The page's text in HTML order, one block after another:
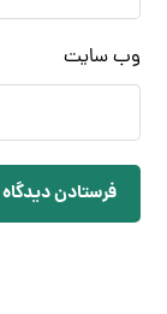
وب‌ سایت
فرستادن دیدگاه